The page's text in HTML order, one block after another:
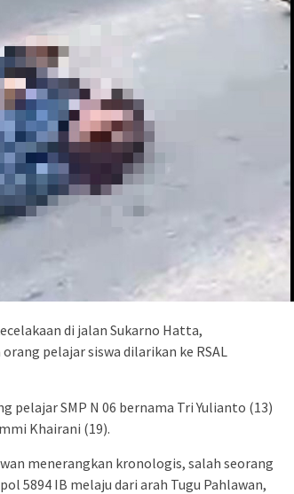
di jalan Sukarno Hatta,
pelajar siswa dilarikan ke RSAL
pelajar SMP N 06 bernama Tri Yulianto (13)
Khairani (19).
menerangkan kronologis, salah seorang
5894 IB melaju dari arah Tugu Pahlawan,